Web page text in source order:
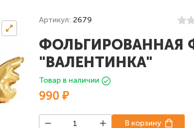
Артикул: 2679
ФОЛЬГИРОВАННАЯ
"ВАЛЕНТИНКА"
Товар в наличии
990 ₽
В корзину